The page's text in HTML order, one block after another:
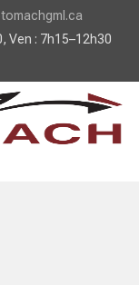
Ven : 7h15–12h30